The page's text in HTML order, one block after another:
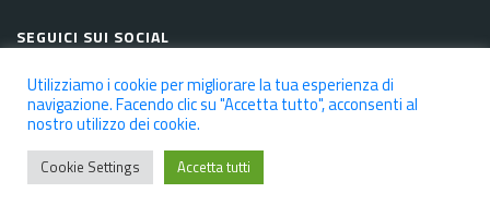
SEGUICI SUI SOCIAL
DICHIARAZIONE DI ACCESSIBILITÀ
CREDITS
Utilizziamo i cookie per migliorare la tua esperienza di
navigazione. Facendo clic su "Accetta tutto", acconsenti al
nostro utilizzo dei cookie.
Cookie Settings Accetta tutti